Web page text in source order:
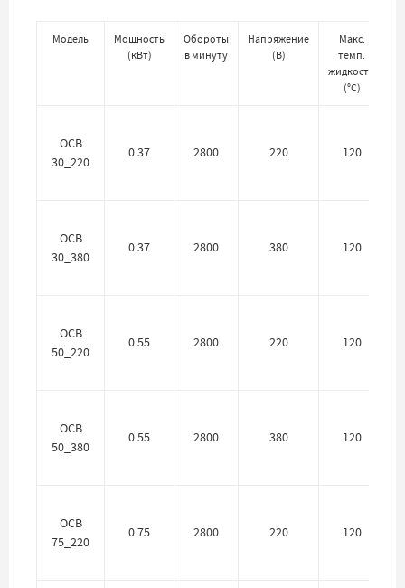
Модель
Мощность
(кВт)
Обороты
в минуту
Напряжение
(В)
Макс.
темп.
жидкости
(°C)
OCB
30_220
0.37 2800 220 120
OCB
30_380
0.37 2800 380 120
OCB
50_220
0.55 2800 220 120
OCB
50_380
0.55 2800 380 120
OCB
75_220
0.75 2800 220 120